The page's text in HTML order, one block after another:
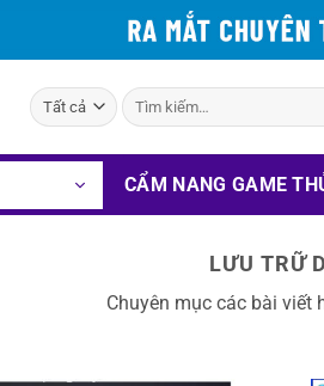
Tìm
kiếm:
CẨM NANG GAME
LƯU TRỮ
Chuyên mục các bài viết